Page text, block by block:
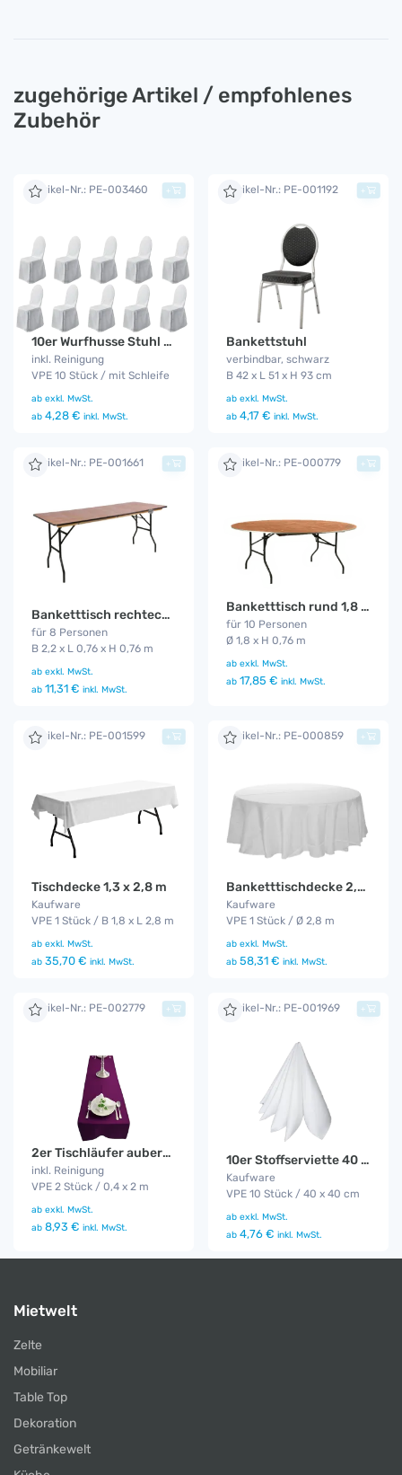
zugehörige Artikel / empfohlenes
Zubehör
Artikel-Nr.: PE-003460
10er Wurfhusse Stuhl weiß
inkl. Reinigung
VPE 10 Stück / mit Schleife
ab exkl. MwSt.
ab 4,28 € inkl. MwSt.
+ Artikel-Nr.: PE-001192
Bankettstuhl
verbindbar, schwarz
B 42 x L 51 x H 93 cm
ab exkl. MwSt.
ab 4,17 € inkl. MwSt.
+
Artikel-Nr.: PE-001661
Banketttisch rechteckig 2,2 m
für 8 Personen
B 2,2 x L 0,76 x H 0,76 m
ab exkl. MwSt.
ab 11,31 € inkl. MwSt.
+ Artikel-Nr.: PE-000779
Banketttisch rund 1,8 m
für 10 Personen
Ø 1,8 x H 0,76 m
ab exkl. MwSt.
ab 17,85 € inkl. MwSt.
+
Artikel-Nr.: PE-001599
Tischdecke 1,3 x 2,8 m
Kaufware
VPE 1 Stück / B 1,8 x L 2,8 m
ab exkl. MwSt.
ab 35,70 € inkl. MwSt.
+ Artikel-Nr.: PE-000859
Banketttischdecke 2,8 m
Kaufware
VPE 1 Stück / Ø 2,8 m
ab exkl. MwSt.
ab 58,31 € inkl. MwSt.
+
Artikel-Nr.: PE-002779
2er Tischläufer aubergine
inkl. Reinigung
VPE 2 Stück / 0,4 x 2 m
ab exkl. MwSt.
ab 8,93 € inkl. MwSt.
+ Artikel-Nr.: PE-001969
10er Stoffserviette 40 x 40
Kaufware
VPE 10 Stück / 40 x 40 cm
ab exkl. MwSt.
ab 4,76 € inkl. MwSt.
+
Mietwelt
Zelte
Mobiliar
Table Top
Dekoration
Getränkewelt